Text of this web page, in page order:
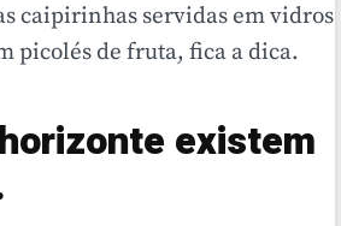
caipirinhas servidas em vidros
picolés de fruta, fica a dica.
existem